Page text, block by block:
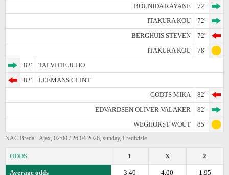
BOUNIDA RAYANE
72'
ITAKURA KOU
72'
BERGHUIS STEVEN
72'
ITAKURA KOU
78'
82'
TALVITIE JUHO
82'
LEEMANS CLINT
GODTS MIKA
82'
EDVARDSEN OLIVER VALAKER
82'
WEGHORST WOUT
85'
NAC Breda - Ajax, 02:00 / 26.04.2026, sunday, Eredivisie
ODDS 2
X
1
Average odds 1.95
4.00
3.40